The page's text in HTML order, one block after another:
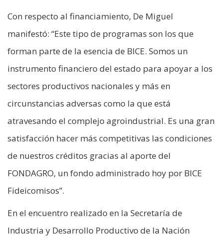
Con respecto al financiamiento, De Miguel
manifestó: “Este tipo de programas son los que
forman parte de la esencia de BICE. Somos un
instrumento financiero del estado para apoyar a los
sectores productivos nacionales y más en
circunstancias adversas como la que está
atravesando el complejo agroindustrial. Es una gran
satisfacción hacer más competitivas las condiciones
de nuestros créditos gracias al aporte del
FONDAGRO, un fondo administrado hoy por BICE
Fideicomisos”.
En el encuentro realizado en la Secretaría de
Industria y Desarrollo Productivo de la Nación